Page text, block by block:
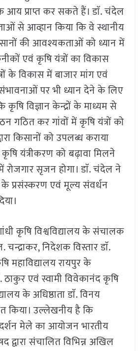
प्राप्त कर सकते हैं। डाॅ. चंदेल
से आव्हान किया कि वे स्थानीय
की आवश्यकताओं को ध्यान में
एवं कृषि यंत्रों का विकास
के विकास में बाजार मांग एवं
पर भी ध्यान देने के लिए
कृषि विज्ञान केन्द्रों के माध्यम से
गठित कर गांवों में कृषि यंत्रों को
किसानों को उपलब्ध कराया
यंत्रीकरण को बढ़ावा मिलने
रोजगार सृजन होगा। डाॅ. चंदेल ने
के प्रसंस्करण एवं मूल्य संवर्धन
कृषि विश्वविद्यालय के संचालक
निदेशक विस्तार डाॅ.
महाविद्यालय रायपुर के
ठाकुर एवं स्वामी विवेकानंद कृषि
के अधिष्ठाता डाॅ. विनय
किया। उल्लेखनीय है कि
मेले का आयोजन भारतीय
द्वारा संचालित विभिन्न अखिल